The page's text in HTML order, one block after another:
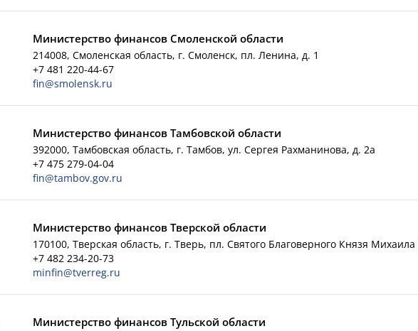
Министерство финансов Смоленской области
214008, Смоленская область, г. Смоленск, пл. Ленина, д. 1
+7 481 220-44-67
fin@smolensk.ru
Министерство финансов Тамбовской области
392000, Тамбовская область, г. Тамбов, ул. Сергея Рахманинова, д. 2а
+7 475 279-04-04
fin@tambov.gov.ru
Министерство финансов Тверской области
170100, Тверская область, г. Тверь, пл. Святого Благоверного Князя Михаила
+7 482 234-20-73
minfin@tverreg.ru
Министерство финансов Тульской области